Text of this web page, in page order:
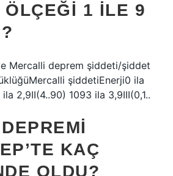
ÖLÇEĞI 1 ILE 9
Mercalli deprem şiddeti/şiddet
şiddetiEnerji0 ila
2,9II(4..90) 1093 ila 3,9III(0,1..
KAÇ
OLDU?